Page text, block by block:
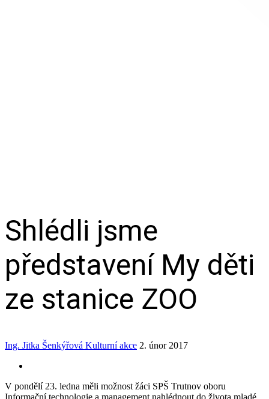
Shlédli jsme
představení My děti
ze stanice ZOO
Ing. Jitka Šenkýřová Kulturní akce 2. únor 2017
V pondělí 23. ledna měli možnost žáci SPŠ Trutnov oboru
Informační technologie a management nahlédnout do života mladé